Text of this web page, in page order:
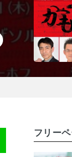
フリー